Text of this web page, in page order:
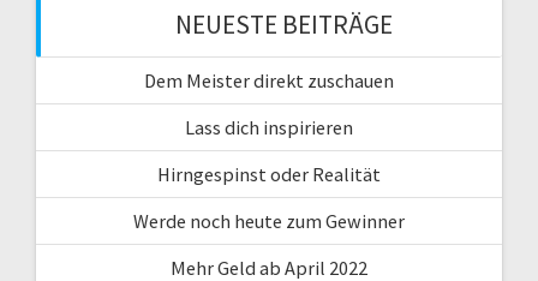
NEUESTE BEITRÄGE
Dem Meister direkt zuschauen
Lass dich inspirieren
Hirngespinst oder Realität
Werde noch heute zum Gewinner
Mehr Geld ab April 2022